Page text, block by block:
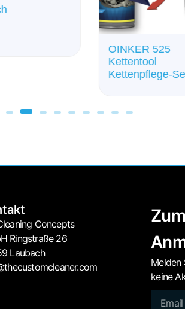
OINKER 525
Kettentool
Kettenpflege-Set
Concepts
Ringstraße 26
Laubach
Melden
keine